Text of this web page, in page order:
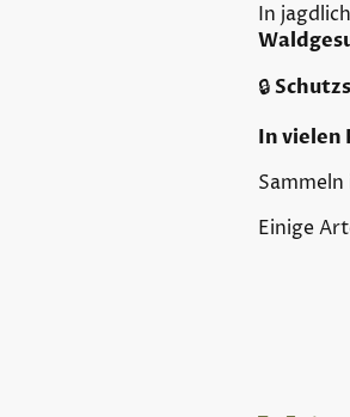
In
🔒
In vielen
Einige